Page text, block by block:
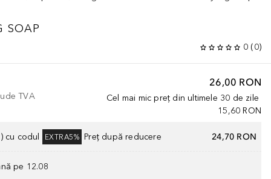
SOAP
0 (0)
26,00 RON
Cel mai mic preț din ultimele 30 de zile
15,60 RON
TVA
cu codul EXTRA5% Preț după reducere 24,70 RON
pe 12.08